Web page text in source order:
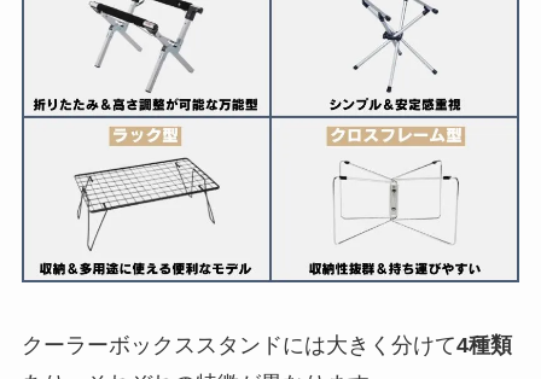
クーラーボックススタンドには大きく分けて4種類